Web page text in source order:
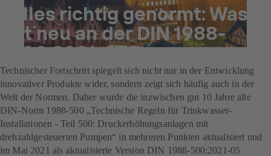
Alles richtig genormt: Was
ist neu an der DIN 1988-
500:2021-05?
Technischer Fortschritt spiegelt sich nicht nur in der Entwicklung
innovativer Produkte wider, sondern zeigt sich häufig auch in der
Welt der Normen. Daher wurde die inzwischen gut 10 Jahre alte
DIN-Norm 1988-500 „Technische Regeln für Trinkwasser-
Installationen - Teil 500: Druckerhöhungsanlagen mit
drehzahlgesteuerten Pumpen“ in mehreren Punkten aktualisiert und
im Mai 2021 als aktualisierte Version DIN 1988-500:2021-05